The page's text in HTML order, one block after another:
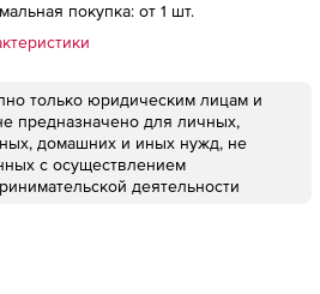
покупка: от 1 шт.
только юридическим лицам и
предназначено для личных,
домашних и иных нужд, не
с осуществлением
деятельности